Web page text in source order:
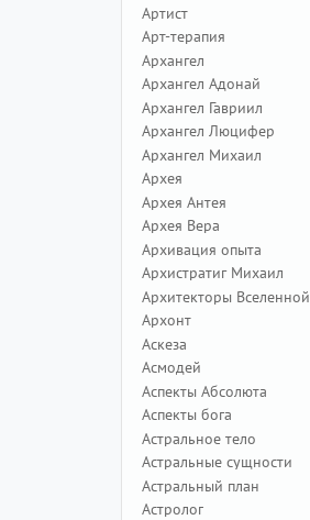
Артист
Арт-терапия
Архангел
Архангел Адонай
Архангел Гавриил
Архангел Люцифер
Архангел Михаил
Архея
Архея Антея
Архея Вера
Архивация опыта
Архистратиг Михаил
Архитекторы Вселенной
Архонт
Аскеза
Асмодей
Аспекты Абсолюта
Аспекты бога
Астральное тело
Астральные сущности
Астральный план
Астролог